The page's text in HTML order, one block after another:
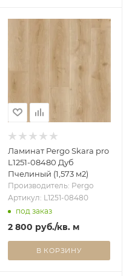
Ламинат Pergo Skara pro
L1251-08480 Дуб
Пчелиный (1,573 м2)
Производитель: Pergo
Артикул: L1251-08480
под заказ
2 800 руб./кв. м
В КОРЗИНУ